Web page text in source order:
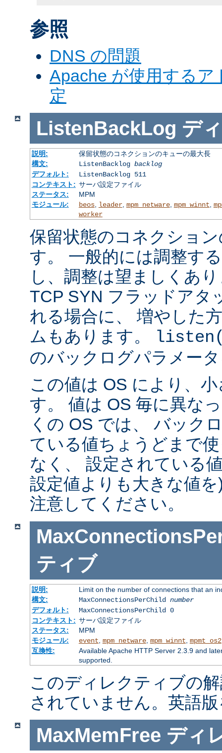
参照
DNS の問題
Apache が使用する
定
ListenBackLog デ
説明:
保留状態のコネクションのキューの最大長
構文:
ListenBacklog backlog
デフォルト:
ListenBacklog 511
コンテキスト: サーバ設定ファイル
ステータス:
MPM
モジュール:
beos, leader, mpm_netware, mpm_winnt,
worker
保留状態のコネクショ
す。 一般的には調整す
し、調整は望ましくあ
TCP SYN フラッドアタ
れる場合に、 増やした
ムもあります。
のバックログパラメー
この値は OS により、
す。 値は OS 毎に異な
くの OS では、 バック
ている値ちょうどまで
なく、 設定されている
設定値よりも大きな値
注意してください。
ティブ
説明:
Limit on the number of connections that an
構文:
MaxConnectionsPerChild number
デフォルト:
MaxConnectionsPerChild 0
コンテキスト: サーバ設定ファイル
ステータス:
MPM
モジュール:
event mpm_netware, mpm_winnt mpmt_os2
互換性:
Available Apache HTTP Server 2.3.9 and
supported.
このディレクティブの
されていません。英語
MaxMemFree ディ